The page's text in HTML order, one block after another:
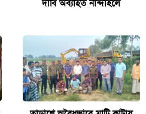
দাবি অব্যাহত নান্দাইলে